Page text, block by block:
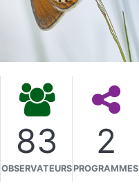
83
OBSERVATEURS
2
PROGRAMMES